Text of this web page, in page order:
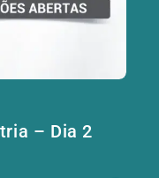
– Dia 2